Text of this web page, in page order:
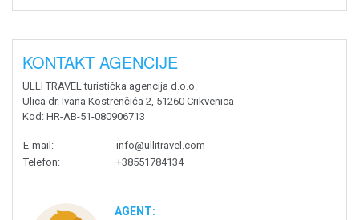
KONTAKT AGENCIJE
ULLI TRAVEL turistička agencija d.o.o.
Ulica dr. Ivana Kostrenčića 2, 51260 Crikvenica
Kod : HR-AB-51-080906713
E-mail :
info@ullitravel.com
Telefon: +38551784134
AGENT: